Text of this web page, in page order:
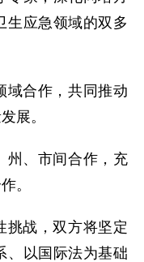
生应急领域的双多
域合作，共同推动
展。
州、市间合作，充
。
挑战，双方将坚定
、以国际法为基础